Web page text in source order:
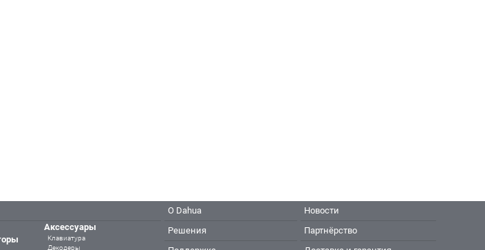
Аксессуары
Клавиатура
Декодеры
О Dahua
Решения
Новости
Партнёрство